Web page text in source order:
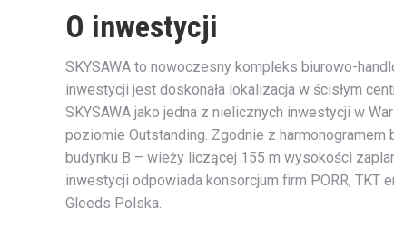
O inwestycji
SKYSAWA to nowoczesny kompleks biurowo-
inwestycji jest doskonała lokalizacja w ścisłym
SKYSAWA jako jedna z nielicznych inwestycji w
poziomie Outstanding. Zgodnie z
budynku B – wieży liczącej 155 m wysokości
inwestycji odpowiada konsorcjum firm PORR, TKT
Gleeds Polska.